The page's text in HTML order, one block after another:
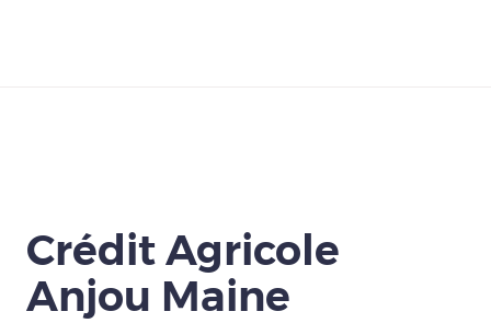
Crédit Agricole
Anjou Maine